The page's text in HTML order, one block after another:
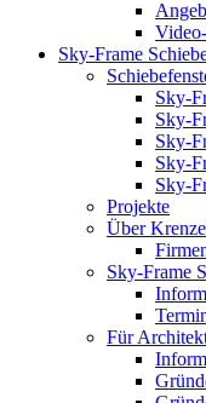
Sky-Frame
Sky-
Sky-
Sky-
Sky-
Sky-
Projekte
Über
Sky-Frame
Für